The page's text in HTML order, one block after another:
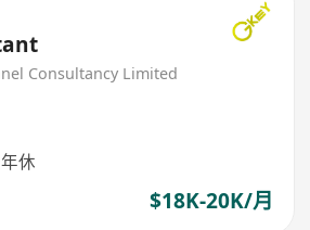
Consultancy Limited
休
$18K-20K/月